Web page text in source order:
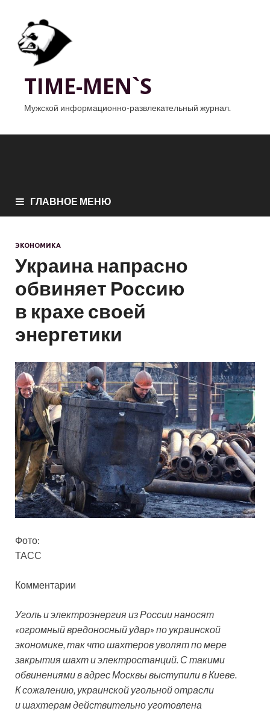
TIME-MEN`S
Мужской информационно-развлекательный журнал.
ГЛАВНОЕ МЕНЮ
ЭКОНОМИКА
Украина напрасно
обвиняет Россию
в крахе своей
энергетики
Фото:
ТАСС
Комментарии
Уголь и электроэнергия из России наносят
«огромный вредоносный удар» по украинской
экономике, так что шахтеров уволят по мере
закрытия шахт и электростанций. С такими
обвинениями в адрес Москвы выступили в Киеве.
К сожалению, украинской угольной отрасли
и шахтерам действительно уготовлена